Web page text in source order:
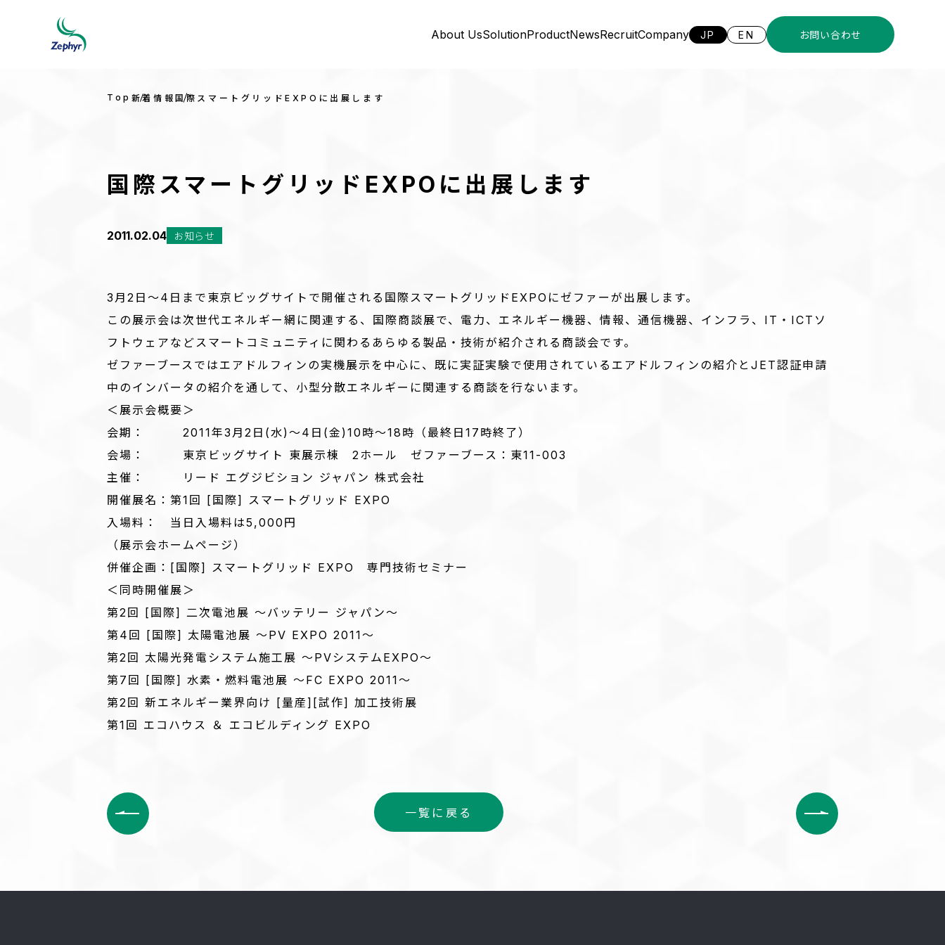
About UsSolutionProductNewsRecruitCompany JP EN お問い合わせ
Top 新着情報 国際スマートグリッドEXPOに出展します
国際スマートグリッドEXPOに出展します
2011.02.04 お知らせ
3月2日～4日まで東京ビッグサイトで開催される国際スマートグリッドEXPOにゼファーが出展します。
この展示会は次世代エネルギー網に関連する、国際商談展で、電力、エネルギー機器、情報、通信機器、インフラ、IT・ICTソ
フトウェアなどスマートコミュニティに関わるあらゆる製品・技術が紹介される商談会です。
ゼファーブースではエアドルフィンの実機展示を中心に、既に実証実験で使用されているエアドルフィンの紹介とJET認証申請
中のインバータの紹介を通して、小型分散エネルギーに関連する商談を行ないます。
＜展示会概要＞
会期： 2011年3月2日(水)～4日(金)10時～18時（最終日17時終了）
会場： 東京ビッグサイト 東展示棟 2ホール ゼファーブース：東11-003
主催： リード エグジビション ジャパン 株式会社
開催展名：第1回 [国際] スマートグリッド EXPO
入場料： 当日入場料は5,000円
（展示会ホームページ）
併催企画：[国際] スマートグリッド EXPO 専門技術セミナー
＜同時開催展＞
第2回 [国際] 二次電池展 ～バッテリー ジャパン～
第4回 [国際] 太陽電池展 ～PV EXPO 2011～
第2回 太陽光発電システム施工展 ～PVシステムEXPO～
第7回 [国際] 水素・燃料電池展 ～FC EXPO 2011～
第2回 新エネルギー業界向け [量産][試作] 加工技術展
第1回 エコハウス ＆ エコビルディング EXPO
前
後
へ
一覧に戻る